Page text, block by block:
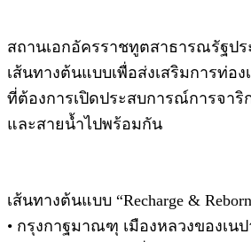
สถานเอกอัครราชทูตสาธารณรัฐป
เส้นทางต้นแบบเพื่อส่งเสริมการท่อ
ที่ต้องการเปิดประสบการณ์การจา
และสายน้ำไปพร้อมกัน
เส้นทางต้นแบบ “Recharge &
• กรุงกาฐมาณฑุ เมืองหลวงของเ